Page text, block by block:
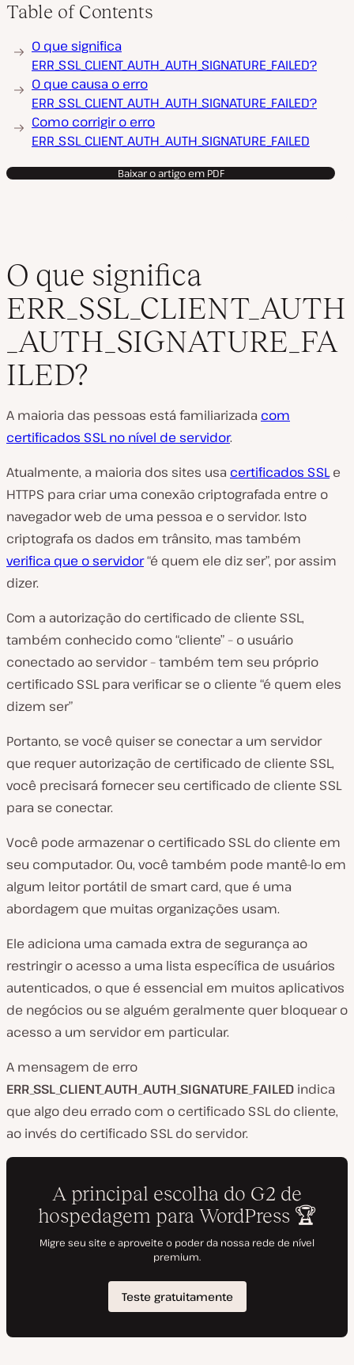
p
r
d
u
r
í
d
Table of Contents
O que significa
ERR_SSL_CLIENT_AUTH_AUTH_SIGNATURE_FAILED?
O que causa o erro
ERR_SSL_CLIENT_AUTH_AUTH_SIGNATURE_FAILED?
Como corrigir o erro
ERR_SSL_CLIENT_AUTH_AUTH_SIGNATURE_FAILED
Baixar o artigo em PDF
O que significa
ERR_SSL_CLIENT_AUTH
_AUTH_SIGNATURE_FA
ILED?
A maioria das pessoas está familiarizada com
certificados SSL no nível de servidor.
Atualmente, a maioria dos sites usa certificados SSLe
HTTPS para criar uma conexão criptografada entre o
navegador web de uma pessoa e o servidor. Isto
criptografa os dados em trânsito, mas também
verifica que o servidor“é quem ele diz ser”, por assim
dizer.
Com a autorização do certificado de cliente SSL,
também conhecido como “cliente” – o usuário
conectado ao servidor – também tem seu próprio
certificado SSL para verificar se o cliente “é quem eles
dizem ser”
Portanto, se você quiser se conectar a um servidor
que requer autorização de certificado de cliente SSL,
você precisará fornecer seu certificado de cliente SSL
para se conectar.
Você pode armazenar o certificado SSL do cliente em
seu computador. Ou, você também pode mantê-lo em
algum leitor portátil de smart card, que é uma
abordagem que muitas organizações usam.
Ele adiciona uma camada extra de segurança ao
restringir o acesso a uma lista específica de usuários
autenticados, o que é essencial em muitos aplicativos
de negócios ou se alguém geralmente quer bloquear o
acesso a um servidor em particular.
A mensagem de erro
ERR_SSL_CLIENT_AUTH_AUTH_SIGNATURE_FAILED indica
que algo deu errado com o certificado SSLdo cliente,
ao invés do certificado SSL do servidor.